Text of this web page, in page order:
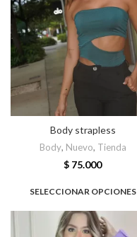
Body strapless
Body, Nuevo, Tienda
$ 75.000
SELECCIONAR OPCIONES